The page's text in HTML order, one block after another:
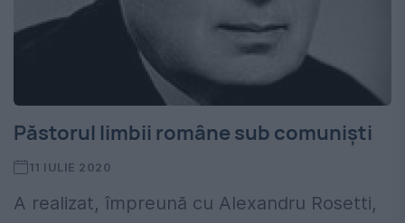
Păstorul limbii române sub comuniști
11 IULIE 2020
A realizat, împreună cu Alexandru Rosetti,